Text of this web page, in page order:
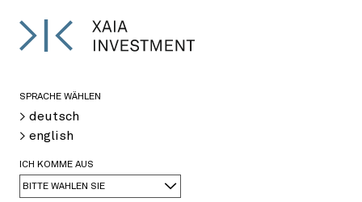
>
Tel.: +49 89 589275-130
wolfgang.klopfer@xaia.com
SPRACHE WÄHLEN
> deutsch
> english
ICH KOMME AUS
BITTE WÄHLEN SIE